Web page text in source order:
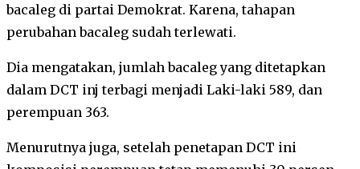
bacaleg di partai Demokrat. Karena, tahapan
perubahan bacaleg sudah terlewati.
Dia mengatakan, jumlah bacaleg yang ditetapkan
dalam DCT inj terbagi menjadi Laki-laki 589, dan
perempuan 363.
Menurutnya juga, setelah penetapan DCT ini